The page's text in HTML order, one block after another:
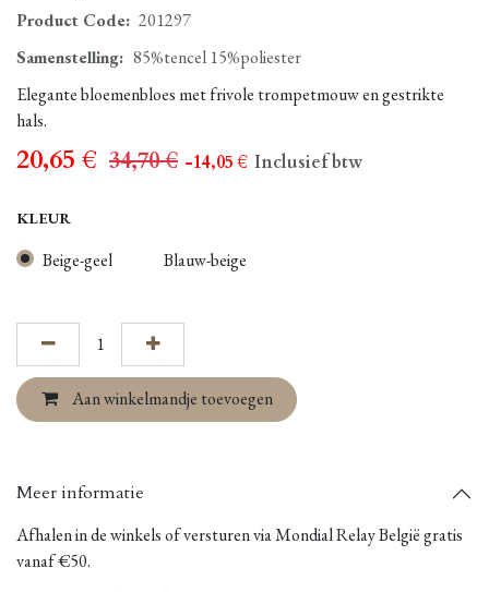
Product Code: 201297
Samenstelling: 85%tencel 15%poliester
Elegante bloemenbloes met frivole trompetmouw en gestrikte
hals.
20,65 € 34,70€ - 14,05€ Inclusief btw
KLEUR
Beige-geel Blauw-beige
Aan winkelmandje toevoegen
Meer informatie
Afhalen in de winkels of versturen via Mondial Relay België gratis
vanaf €50.